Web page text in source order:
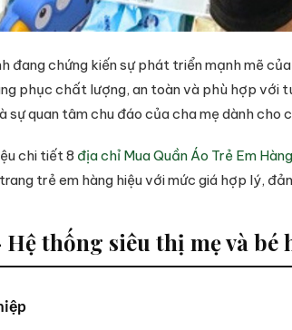
đang chứng kiến sự phát triển mạnh mẽ
phục chất lượng, an toàn và phù hợp với
sự quan tâm chu đáo của cha mẹ dành cho
chi tiết 8 địa chỉ Mua Quần Áo Trẻ Em
trẻ em hàng hiệu với mức giá hợp lý,
Hệ thống siêu thị mẹ và bé